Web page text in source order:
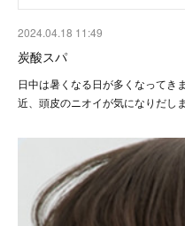
2024.04.18 11:49
炭酸スパ
日中は暑くなる日が多くなってき
近、頭皮のニオイが気になりだ